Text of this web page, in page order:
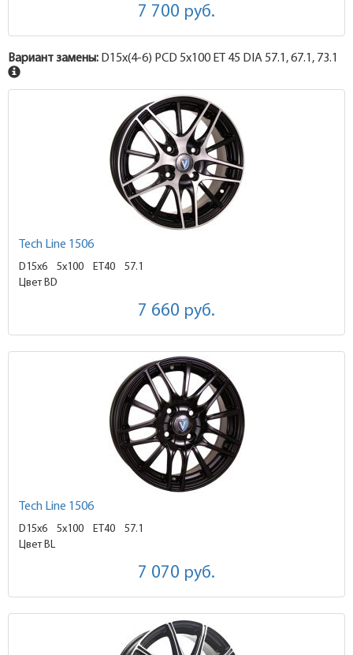
7 700 руб.
Вариант замены: D15x(4-6) PCD 5x100 ET 45 DIA 57.1, 67.1, 73.1
Tech Line 1506
D15x6 5x100 ET40
57.1
Цвет BD
7 660 руб.
Tech Line 1506
D15x6 5x100 ET40
57.1
Цвет BL
7 070 руб.